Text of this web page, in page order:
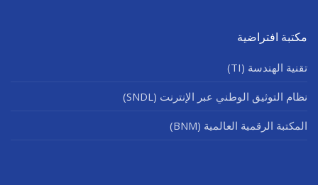
مكتبة افتراضية
تقنية الهندسة (TI)
نظام التوثيق الوطني عبر الإنترنت (SNDL)
المكتبة الرقمية العالمية (BNM)